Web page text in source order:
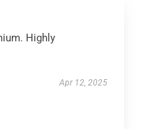
Highly
Apr 12, 2025